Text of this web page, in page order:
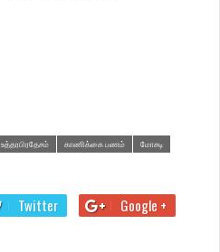
உத்தரபிரதேசம் காணிக்கை பணம் மோசடி
Twitter Google +